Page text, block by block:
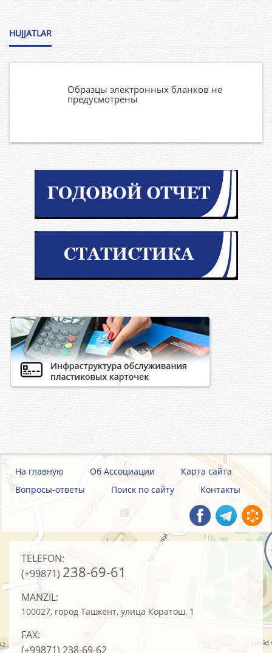
HUJJATLAR
Образцы электронных бланков не
предусмотрены
На главную Об Ассоциации
Карта сайта
Вопросы-ответы
Поиск по сайту Контакты
TELEFON:
(+99871) 238-69-61
MANZIL:
100027, город Ташкент, улица Коратош, 1
FAX:
(+99871) 238-69-62